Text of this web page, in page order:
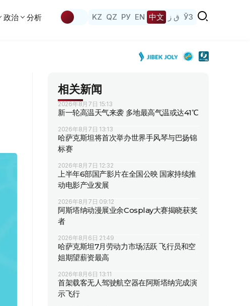
政治 分析 KZ QZ РУ EN 中文 ق ز ЎЗ
相关新闻
2026年8月7日 15:13
新一轮高温天气来袭 多地最高气温或达41℃
2026年8月7日 13:13
哈萨克斯坦将首次举办世界手风琴与巴扬锦
标赛
2026年8月7日 12:32
上半年6部国产影片在全国公映 国家持续推
动电影产业发展
2026年8月7日 09:12
阿斯塔纳动漫展业余Cosplay大赛揭晓获奖
者
2026年8月6日 21:49
哈萨克斯坦7月劳动力市场活跃 飞行员和空
姐期望薪资最高
2026年8月6日 13:11
首架载客无人驾驶航空器在阿斯塔纳完成演
示飞行